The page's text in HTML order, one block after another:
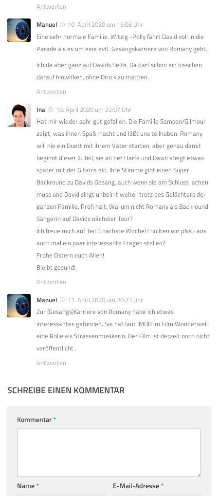
Antworten
Manuel
10. April 2020 um 15:03 Uhr
Eine sehr normale Familie. Witzig -Polly fährt David voll in die
Parade als es um eine evtl. Gesangskarriere von Romany geht.
Ich da aber ganz auf Davids Seite. Da darf schon ein bisschen
darauf hinwirken, ohne Druck zu machen.
Antworten
Ina
10. April 2020 um 22:07 Uhr
Hat mir wieder sehr gut gefallen. Die Familie Samson/Gilmour
zeigt, was ihnen Spaß macht und läßt uns teilhaben. Romany
will nie ein Duett mit ihrem Vater starten, aber genau damit
beginnt dieser 2. Teil, sie an der Harfe und David steigt etwas
später mit der Gitarre ein. Ihre Stimme gibt einen Super
Backround zu Davids Gesang, auch wenn sie am Schluss lachen
muss und David singt unbeirrt weiter trotz des Gelächters der
ganzen Familie, Profi halt. Warum nicht Romany als Backround
Sängerin auf Davids nächster Tour?
Ich freue mich auf Teil 3 nächste Woche!? Sollten wir p&s Fans
auch mal ein paar interessante Fragen stellen?
Frohe Ostern euch Allen!
Bleibt gesund!
Antworten
Manuel
11. April 2020 um 20:23 Uhr
Zur (Gesangs)Karriere von Romany habe ich etwas
interessantes gefunden. Sie hat laut IMDB im Film Wonderwell
eine Rolle als Strassenmusikerin. Der Film ist derzeit noch nicht
veröffentlicht .
Antworten
SCHREIBE EINEN KOMMENTAR
Kommentar*
Name* E-Mail-Adresse*